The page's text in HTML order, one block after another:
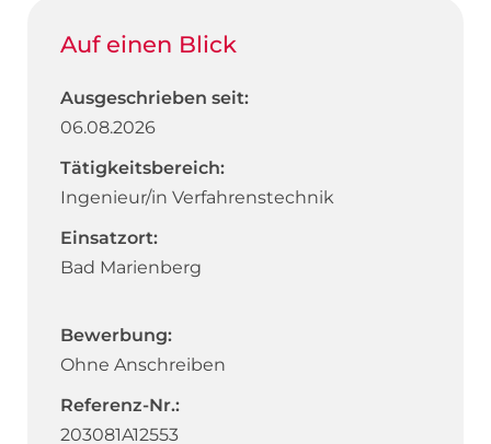
Auf einen Blick
Ausgeschrieben seit:
06.08.2026
Tätigkeitsbereich:
Ingenieur/in Verfahrenstechnik
Einsatzort:
Bad Marienberg
Bewerbung:
Ohne Anschreiben
Referenz-Nr.:
203081A12553